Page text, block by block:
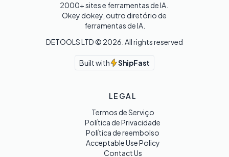
2000+ sites e ferramentas de IA.
Okey dokey, outro diretório de
ferramentas de IA.
DETOOLS LTD © 2026 . All rights reserved
Built with ShipFast
LEGAL
Termos de Serviço
Política de Privacidade
Política de reembolso
Acceptable Use Policy
Contact Us